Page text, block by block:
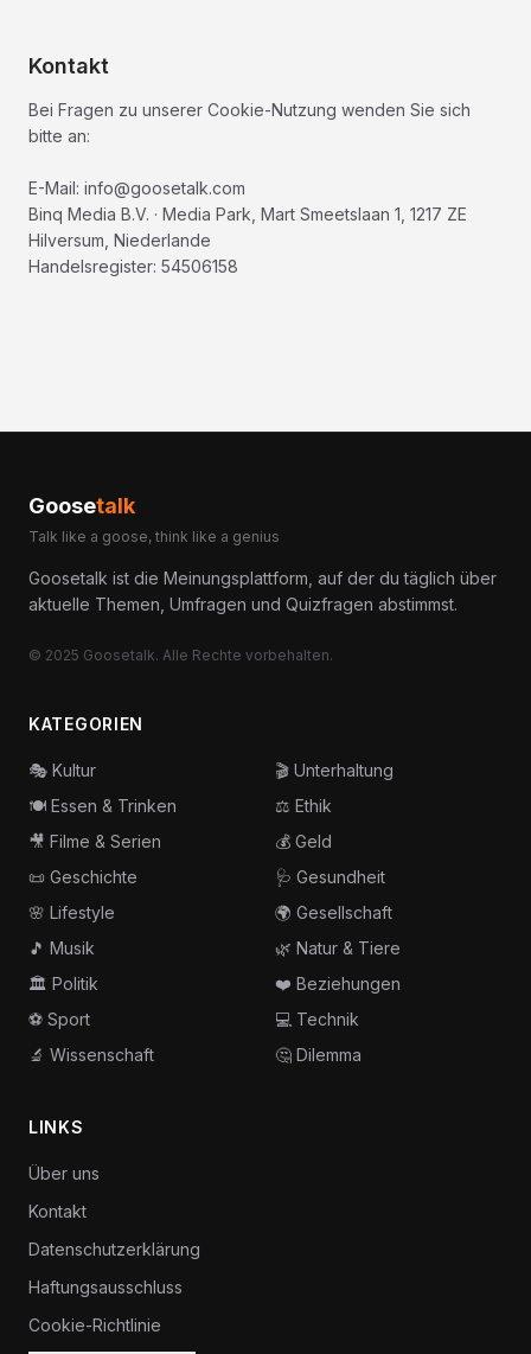
Kontakt
Bei Fragen zu unserer Cookie-Nutzung wenden Sie sich
bitte an:
E-Mail: info@goosetalk.com
Binq Media B.V. · Media Park, Mart Smeetslaan 1, 1217 ZE
Hilversum, Niederlande
Handelsregister: 54506158
Goosetalk
Talk like a goose, think like a genius
Goosetalk ist die Meinungsplattform, auf der du täglich über
aktuelle Themen, Umfragen und Quizfragen abstimmst.
© 2025 Goosetalk. Alle Rechte vorbehalten.
KATEGORIEN
🎭 Kultur 🎬 Unterhaltung
🍽️ Essen & Trinken ⚖️ Ethik
🎥 Filme & Serien 💰 Geld
📜 Geschichte 🩺 Gesundheit
🌸 Lifestyle 🌍 Gesellschaft
🎵 Musik 🌿 Natur & Tiere
🏛️ Politik ❤️ Beziehungen
⚽ Sport 💻 Technik
🔬 Wissenschaft 🤔 Dilemma
LINKS
Über uns
Kontakt
Datenschutzerklärung
Haftungsausschluss
Cookie-Richtlinie